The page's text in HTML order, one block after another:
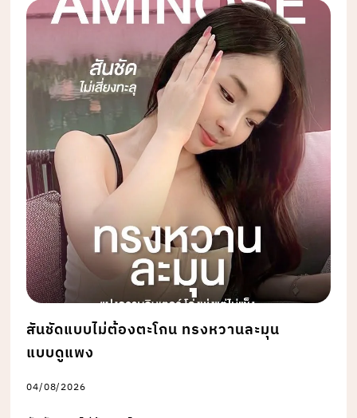
สันชัดแบบไม่ต้องตะโกน ทรงหวานละมุน
แบบดูแพง
04/08/2026